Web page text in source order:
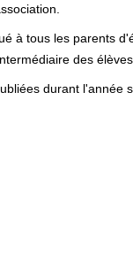
à tous les parents
des
durant l'année